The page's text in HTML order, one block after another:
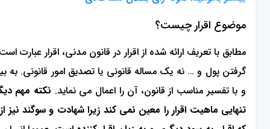
موضوع اقرار چیست؟
مطابق با تعریف ارائه شده از اقرار در قانون مدنی، اقرار
گرفتن پول و … نه یک مساله قانونی یا تصدیق امور قانونی. به
و با تفسیر مناسب از قانون، آن را اعمال می نماید. نکته مهم
تنهایی ماهیت اقرار را معین نمی کند زیرا شهادت و سوگند